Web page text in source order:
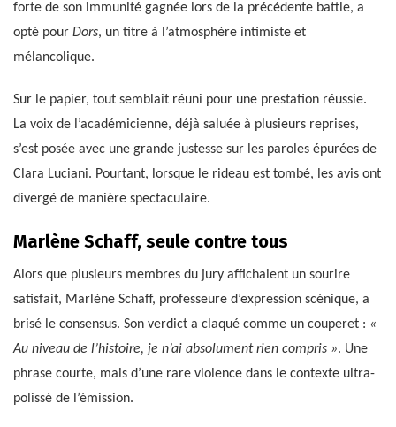
forte de son immunité gagnée lors de la précédente battle, a
opté pour Dors, un titre à l’atmosphère intimiste et
mélancolique.
Sur le papier, tout semblait réuni pour une prestation réussie.
La voix de l’académicienne, déjà saluée à plusieurs reprises,
s’est posée avec une grande justesse sur les paroles épurées de
Clara Luciani. Pourtant, lorsque le rideau est tombé, les avis ont
divergé de manière spectaculaire.
Marlène Schaff, seule contre tous
Alors que plusieurs membres du jury affichaient un sourire
satisfait, Marlène Schaff, professeure d’expression scénique, a
brisé le consensus. Son verdict a claqué comme un couperet : «
Au niveau de l’histoire, je n’ai absolument rien compris ». Une
phrase courte, mais d’une rare violence dans le contexte ultra-
polissé de l’émission.